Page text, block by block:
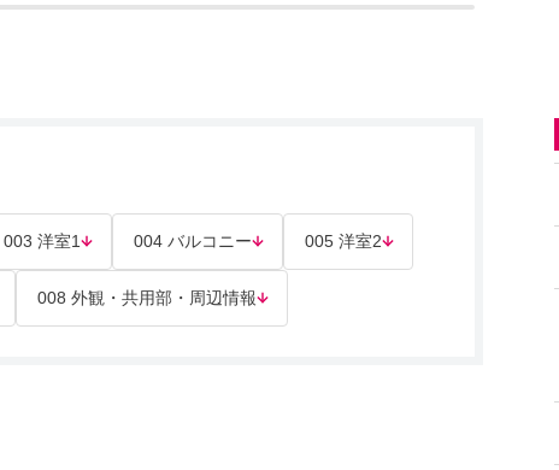
003 洋室1 004 バルコニー 005 洋室2
008 外観・共用部・周辺情報